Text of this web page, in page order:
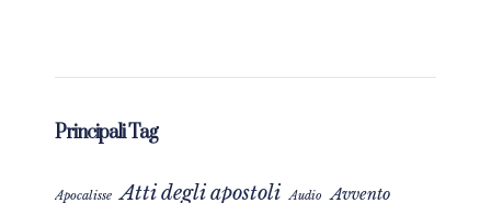
Principali Tag
Apocalisse Atti degli apostoli Audio Avvento